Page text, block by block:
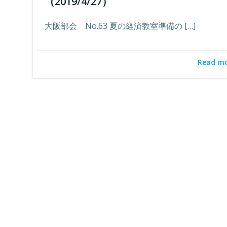
大阪部会 No.63 夏の経済教室準備の […]
Read